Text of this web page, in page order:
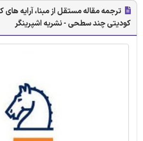
کودیتی چند سطحی - نشریه اشپرینگر